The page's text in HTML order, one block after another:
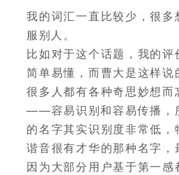
我的词汇一直比较少，很
服别人。
比如对于这个话题，我的
简单易懂，而曹大是这样说
很多人都有各种奇思妙想
——容易识别和容易传播，
的名字其实识别度非常低，
谐音很有才华的那种名字，
因为大部分用户基于第一